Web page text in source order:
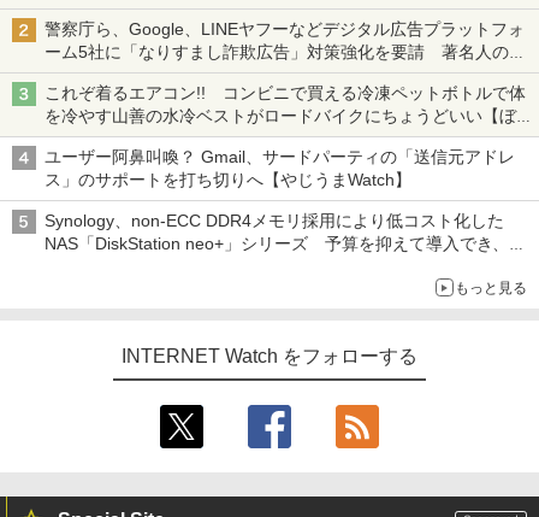
も、持ち替えずに書き込める
警察庁ら、Google、LINEヤフーなどデジタル広告プラットフォ
ーム5社に「なりすまし詐欺広告」対策強化を要請 著名人の写
真や映像を使った投資詐欺などへの対策として
これぞ着るエアコン!! コンビニで買える冷凍ペットボトルで体
を冷やす山善の水冷ベストがロードバイクにちょうどいい【ぼっ
ち・ざ・ろーど！その14】【空いた時間でなにしてる？】
ユーザー阿鼻叫喚？ Gmail、サードパーティの「送信元アドレ
ス」のサポートを打ち切りへ【やじうまWatch】
Synology、non-ECC DDR4メモリ採用により低コスト化した
NAS「DiskStation neo+」シリーズ 予算を抑えて導入でき、
もっと見る
INTERNET Watch をフォローする